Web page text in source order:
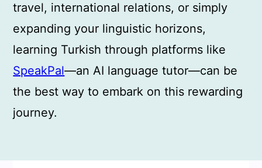
travel, international relations, or simply
expanding your linguistic horizons,
learning Turkish through platforms like
SpeakPal—an AI language tutor—can be
the best way to embark on this rewarding
journey.